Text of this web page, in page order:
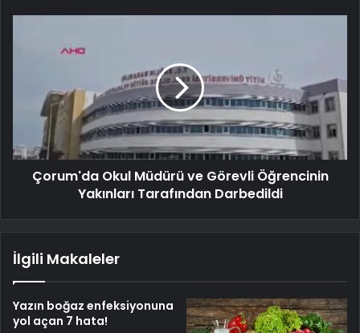
Çorum'da Okul Müdürü ve Görevli Öğrencinin
Yakınları Tarafından Darbedildi
İlgili Makaleler
Yazın boğaz enfeksiyonuna
yol açan 7 hata!